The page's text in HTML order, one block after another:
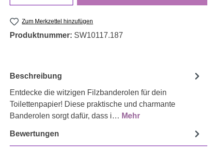
Zum Merkzettel hinzufügen
Produktnummer: SW10117.187
Beschreibung
Entdecke die witzigen Filzbanderolen für dein
Toilettenpapier! Diese praktische und charmante
Banderolen sorgt dafür, dass i… Mehr
Bewertungen